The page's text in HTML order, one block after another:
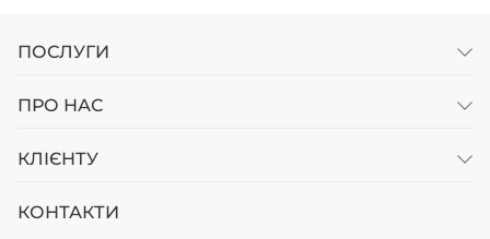
ПОСЛУГИ
ПРО НАС
КЛІЄНТУ
КОНТАКТИ